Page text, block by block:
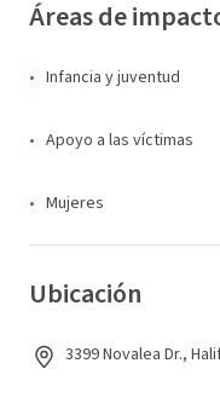
Áreas de
Infancia y juventud
Apoyo a las víctimas
Mujeres
Ubicación
3399 Novalea Dr.,